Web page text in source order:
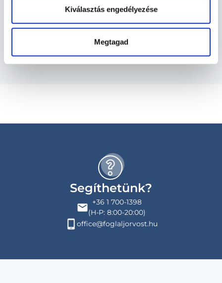
Kiválasztás engedélyezése
Megtagad
Szolgáltatások
Budapesti és vidéki proktológus orvosok
Segíthetünk?
+36 1 700-1398
(H-P: 8:00-20:00)
office@foglaljorvost.hu